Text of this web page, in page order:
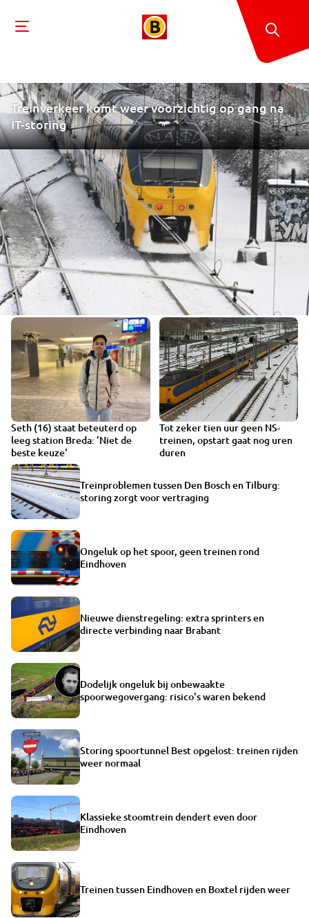
Treinverkeer komt weer voorzichtig op gang na
IT-storing
Seth (16) staat beteuterd op
leeg station Breda: 'Niet de
beste keuze'
VIDEO
Tot zeker tien uur geen NS-
treinen, opstart gaat nog uren
duren
Treinproblemen tussen Den Bosch en Tilburg:
storing zorgt voor vertraging
Ongeluk op het spoor, geen treinen rond
Eindhoven
Nieuwe dienstregeling: extra sprinters en
directe verbinding naar Brabant
Dodelijk ongeluk bij onbewaakte
spoorwegovergang: risico's waren bekend
Storing spoortunnel Best opgelost: treinen rijden
weer normaal
Klassieke stoomtrein dendert even door
Eindhoven
Treinen tussen Eindhoven en Boxtel rijden weer